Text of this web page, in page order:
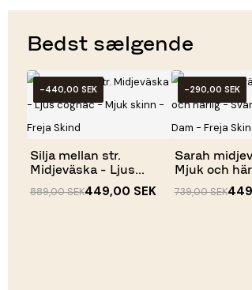
Bedst sælgende
-440,00 SEK
Silja mellan str.
Midjeväska - Ljus
cognac -...
889,00 SEK449,00 SEK
-290,00 SEK
Sarah
Mjuk och
739,00 SEK